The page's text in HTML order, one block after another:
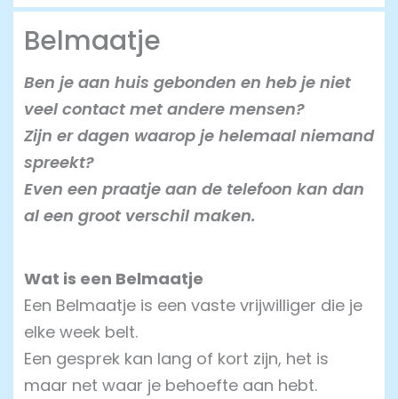
Belmaatje
Ben je aan huis gebonden en heb je niet
veel contact met andere mensen?
Zijn er dagen waarop je helemaal niemand
spreekt?
Even een praatje aan de telefoon kan dan
al een groot verschil maken.
Wat is een Belmaatje
Een Belmaatje is een vaste vrijwilliger die je
elke week belt.
Een gesprek kan lang of kort zijn, het is
maar net waar je behoefte aan hebt.